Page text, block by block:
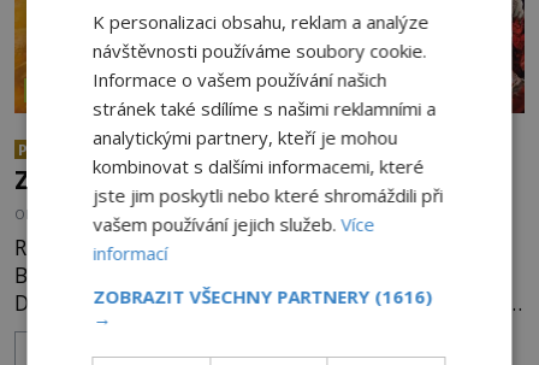
ZÁZRAKY
PREMIUM
Chůze po žhavých uhlících:
Zázrak nebo podvod?
OD KAROLÍNA TRNKOVÁ 4.8.2026 3.3TIS
Rituál chůze po žhavých uhlících je zmiňován i v
Bibli, první zmínky ale pochází už z doby železné.
Dnes je využíván nejrůznějšími šamany k nalezení
spirituální síly či vnitřního klidu. Jak funguje a proč
si při něm člověk nepopálí nohy, což bylo
ZOBRAZIT VÍCE
K personalizaci obsahu, reklam a analýze
návštěvnosti používáme soubory cookie.
Informace o vašem používání našich
stránek také sdílíme s našimi reklamními a
analytickými partnery, kteří je mohou
kombinovat s dalšími informacemi, které
jste jim poskytli nebo které shromáždili při
vašem používání jejich služeb.Více
informací
ZOBRAZIT VŠECHNY PARTNERY (1616)
→